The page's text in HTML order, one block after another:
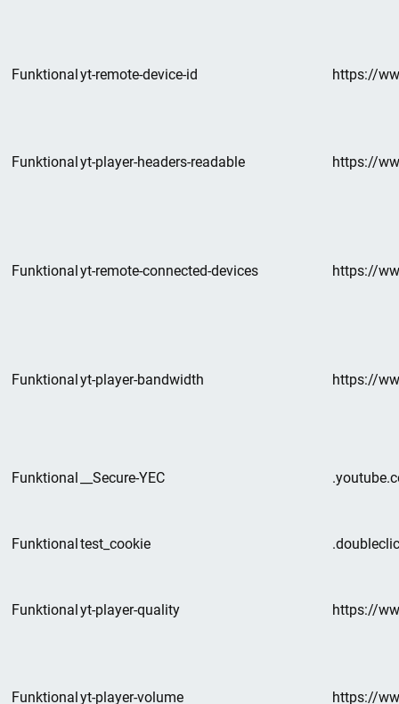
Funktionalyt-remote-device-id https://
Funktionalyt-player-headers-readable https://
Funktionalyt-remote-connected-devices https://
Funktionalyt-player-bandwidth https://
Funktional __Secure-YEC
Funktionaltest_cookie
Funktionalyt-player-quality https://
Funktionalyt-player-volume https://